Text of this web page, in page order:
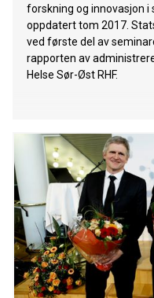
forskning og innovasjon
oppdatert tom 2017.
ved første del av
rapporten av
Helse Sør-Øst RHF.